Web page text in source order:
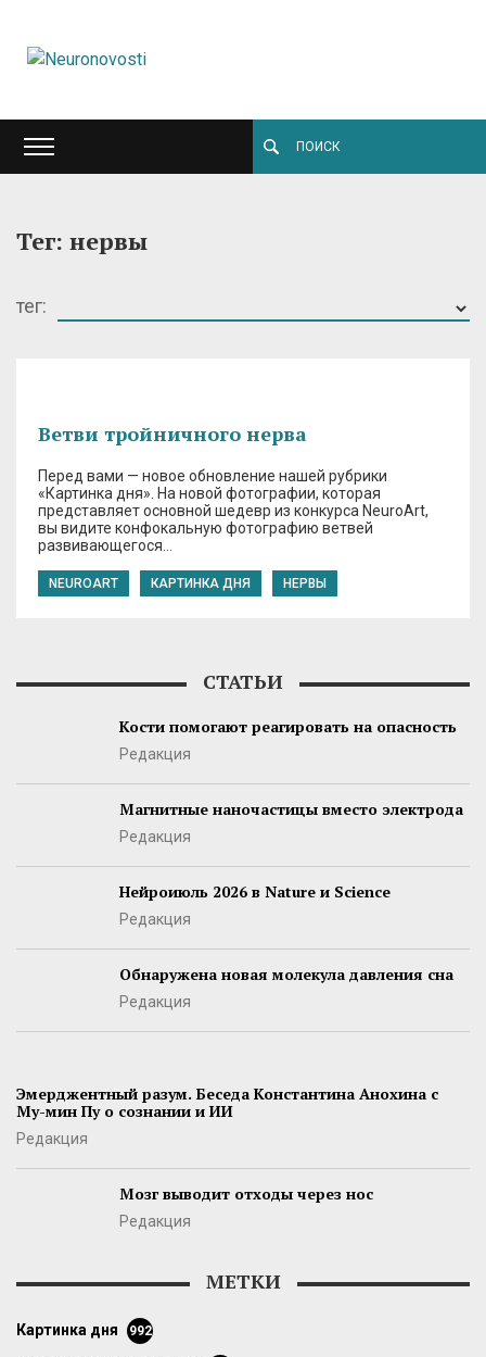
Тег: нервы
тег:
Ветви тройничного нерва
Перед вами — новое обновление нашей рубрики
«Картинка дня». На новой фотографии, которая
представляет основной шедевр из конкурса NeuroArt,
вы видите конфокальную фотографию ветвей
развивающегося…
NEUROART КАРТИНКА ДНЯ НЕРВЫ
СТАТЬИ
Кости помогают реагировать на опасность
Редакция
Магнитные наночастицы вместо электрода
Редакция
Нейроиюль 2026 в Nature и Science
Редакция
Обнаружена новая молекула давления сна
Редакция
Эмерджентный разум. Беседа Константина Анохина с
Му-мин Пу о сознании и ИИ
Редакция
Мозг выводит отходы через нос
Редакция
МЕТКИ
картинка дня 992